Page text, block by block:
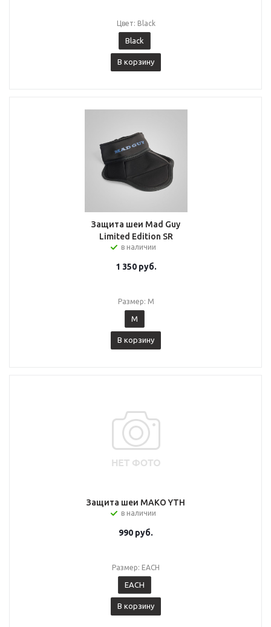
Цвет: Black
Black
В корзину
Защита шеи Mad Guy
Limited Edition SR
в наличии
1 350руб.
Размер: M
M
В корзину
Защита шеи MAKO YTH
в наличии
990 руб.
Размер: EACH
EACH
В корзину